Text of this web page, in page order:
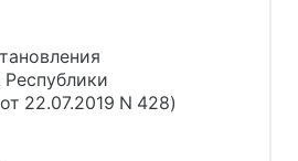
22.07.2019 N 428)